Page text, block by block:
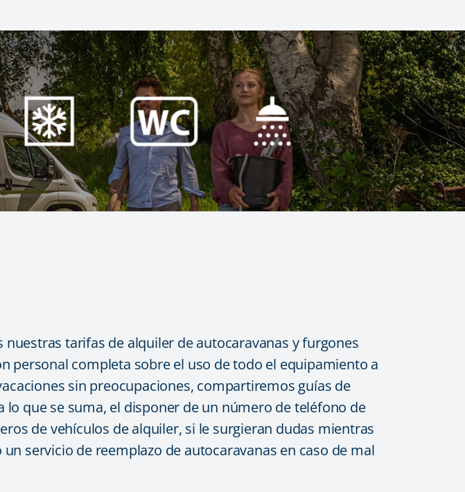
tarifas de alquiler de autocaravanas y furgones
personal completa sobre el uso de todo el equipamiento a
sin preocupaciones, compartiremos guías de
que se suma, el disponer de un número de teléfono de
de vehículos de alquiler, si le surgieran dudas mientras
servicio de reemplazo de autocaravanas en caso de mal